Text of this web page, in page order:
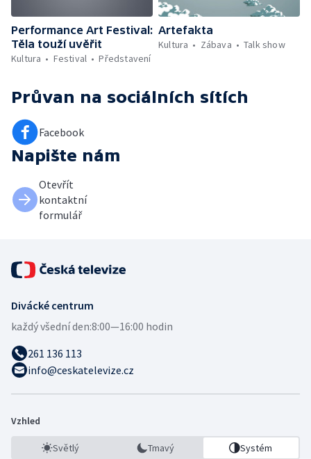
Performance Art Festival:
Těla touží uvěřit
Kultura
Festival Představení
Artefakta
Kultura
Zábava Talk show
Průvan na sociálních sítích
Facebook
Napište nám
Otevřít
kontaktní
formulář
Divácké centrum
každý všední den:8:00—16:00 hodin
261 136 113
info@ceskatelevize.cz
Vzhled
Světlý Tmavý Systém